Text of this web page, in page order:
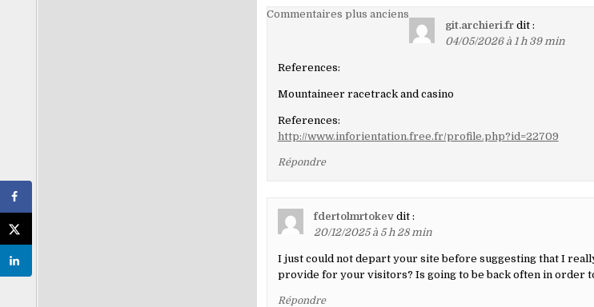
Navigation
les
commentaires
Commentaires plus anciens
git.archieri.fr dit :
04/05/2026 à 1 h 39 min
References:
Mountaineer racetrack and casino
References:
http://www.inforientation.free.fr/profile.php?id=22709
Répondre
fdertolmrtokev dit :
20/12/2025 à 5 h 28 min
I just could not depart your site before suggesting that I
provide for your visitors? Is going to be back often in order
Répondre